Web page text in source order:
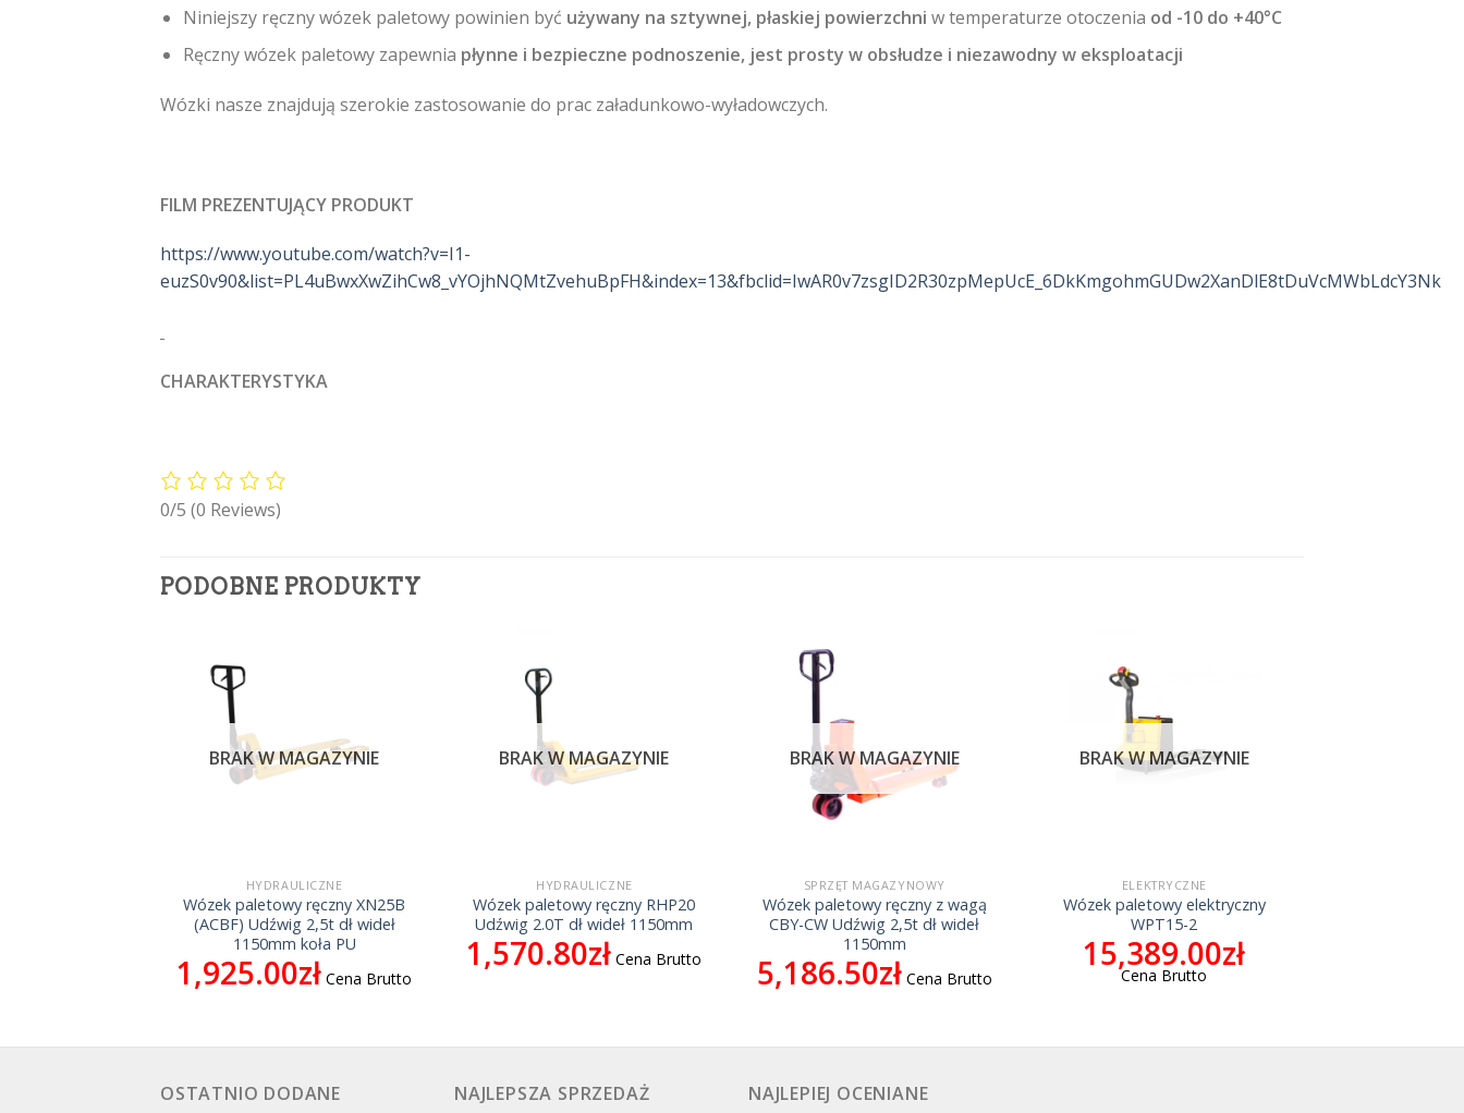
Niniejszy ręczny wózek paletowy powinien być używany na sztywnej, płaskiej powierzchni w temperaturze otoczenia od -10 do +40°C
Ręczny wózek paletowy zapewnia płynne i bezpieczne podnoszenie, jest prosty w obsłudze i niezawodny w eksploatacji
Wózki nasze znajdują szerokie zastosowanie do prac załadunkowo-wyładowczych.
FILM PREZENTUJĄCY PRODUKT
https://www.youtube.com/watch?v=I1-
euzS0v90&list=PL4uBwxXwZihCw8_vYOjhNQMtZvehuBpFH&index=13&fbclid=IwAR0v7zsgID2R30zpMepUcE_6DkKmgohmGUDw2XanDlE8tDuVcMWbLdcY3Nk
CHARAKTERYSTYKA
0/5 (0 Reviews)
PODOBNE PRODUKTY
BRAK W MAGAZYNIE
HYDRAULICZNE
Wózek paletowy ręczny XN25B
(ACBF) Udźwig 2,5t dł wideł
1150mm koła PU
1,925.00zł Cena Brutto
BRAK W MAGAZYNIE
HYDRAULICZNE
Wózek paletowy ręczny RHP20
Udźwig 2.0T dł wideł 1150mm
1,570.80zł Cena Brutto
BRAK W MAGAZYNIE
SPRZĘT MAGAZYNOWY
Wózek paletowy ręczny z wagą
CBY-CW Udźwig 2,5t dł wideł
1150mm
5,186.50zł Cena Brutto
BRAK W MAGAZYNIE
ELEKTRYCZNE
Wózek paletowy elektryczny
WPT15-2
15,389.00zł
Cena Brutto
OSTATNIO DODANE NAJLEPSZA SPRZEDAŻ NAJLEPIEJ OCENIANE